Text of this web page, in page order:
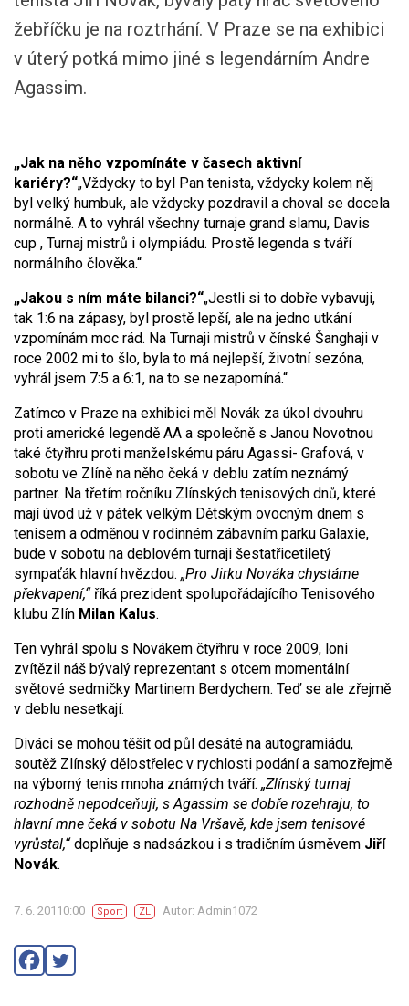
žebříčku je na roztrhání. V Praze se na exhibici
v úterý potká mimo jiné s legendárním Andre
Agassim.
„Jak na něho vzpomínáte v časech aktivní
kariéry?“„Vždycky to byl Pan tenista, vždycky kolem něj
byl velký humbuk, ale vždycky pozdravil a choval se docela
normálně. A to vyhrál všechny turnaje grand slamu, Davis
cup , Turnaj mistrů i olympiádu. Prostě legenda s tváří
normálního člověka.“
„Jakou s ním máte bilanci?“„Jestli si to dobře vybavuji,
tak 1:6 na zápasy, byl prostě lepší, ale na jedno utkání
vzpomínám moc rád. Na Turnaji mistrů v čínské Šanghaji v
roce 2002 mi to šlo, byla to má nejlepší, životní sezóna,
vyhrál jsem 7:5 a 6:1, na to se nezapomíná.“
Zatímco v Praze na exhibici měl Novák za úkol dvouhru
proti americké legendě AA a společně s Janou Novotnou
také čtyřhru proti manželskému páru Agassi- Grafová, v
sobotu ve Zlíně na něho čeká v deblu zatím neznámý
partner. Na třetím ročníku Zlínských tenisových dnů, které
mají úvod už v pátek velkým Dětským ovocným dnem s
tenisem a odměnou v rodinném zábavním parku Galaxie,
bude v sobotu na deblovém turnaji šestatřicetiletý
sympaťák hlavní hvězdou. „Pro Jirku Nováka chystáme
překvapení,“říká prezident spolupořádajícího Tenisového
klubu Zlín Milan Kalus.
Ten vyhrál spolu s Novákem čtyřhru v roce 2009, loni
zvítězil náš bývalý reprezentant s otcem momentální
světové sedmičky Martinem Berdychem. Teď se ale zřejmě
v deblu nesetkají.
Diváci se mohou těšit od půl desáté na autogramiádu,
soutěž Zlínský dělostřelec v rychlosti podání a samozřejmě
na výborný tenis mnoha známých tváří. „Zlínský turnaj
rozhodně nepodceňuji, s Agassim se dobře rozehraju, to
hlavní mne čeká v sobotu Na Vršavě, kde jsem tenisové
vyrůstal,“doplňuje s nadsázkou i s tradičním úsměvem Jiří
Novák.
7. 6. 20110:00 Sport ZL Autor: Admin1072